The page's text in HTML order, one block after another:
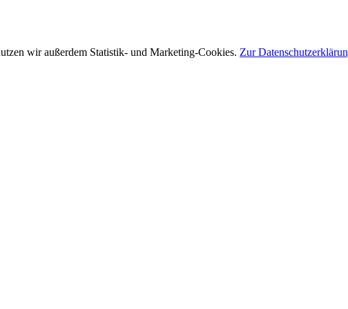
wir außerdem Statistik- und Marketing-Cookies. Zur